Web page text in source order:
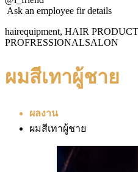
Ask an employee fir details
hairequipment, HAIR
PROFRESSIONALSALON
ผมสีเทาผู้ชาย
ผลงาน
ผมสีเทาผู้ชาย